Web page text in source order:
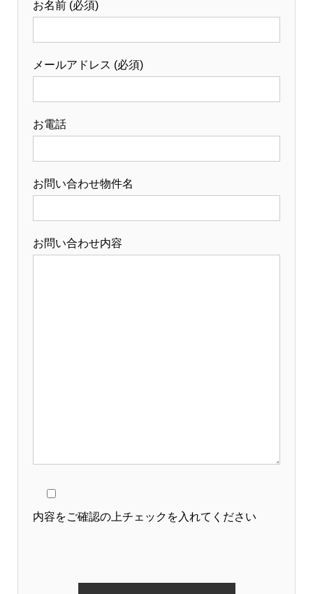
お名前 (必須)
メールアドレス (必須)
お電話
お問い合わせ物件名
お問い合わせ内容
内容をご確認の上チェックを入れてください